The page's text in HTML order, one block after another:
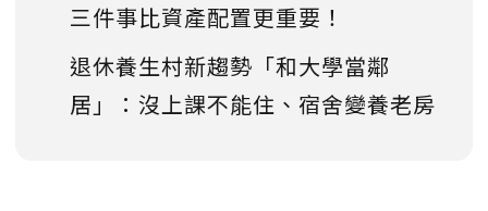
三件事比資產配置更重要！
退休養生村新趨勢「和大學當鄰
居」：沒上課不能住、宿舍變養老房